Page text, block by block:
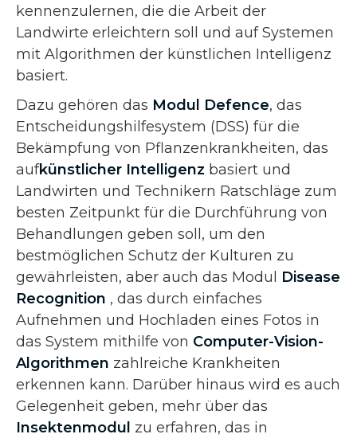
kennenzulernen, die die Arbeit der
Landwirte erleichtern soll und auf Systemen
mit Algorithmen der künstlichen Intelligenz
basiert.
Dazu gehören das Modul Defence, das
Entscheidungshilfesystem (DSS) für die
Bekämpfung von Pflanzenkrankheiten, das
aufkünstlicher Intelligenz basiert und
Landwirten und Technikern Ratschläge zum
besten Zeitpunkt für die Durchführung von
Behandlungen geben soll, um den
bestmöglichen Schutz der Kulturen zu
gewährleisten, aber auch das Modul Disease
Recognition , das durch einfaches
Aufnehmen und Hochladen eines Fotos in
das System mithilfe von Computer-Vision-
Algorithmen zahlreiche Krankheiten
erkennen kann. Darüber hinaus wird es auch
Gelegenheit geben, mehr über das
Insektenmodul zu erfahren, das in